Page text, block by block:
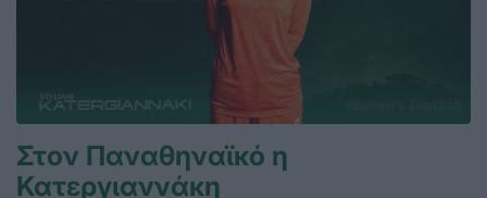
Στον Παναθηναϊκό η
Κατεργιαννάκη